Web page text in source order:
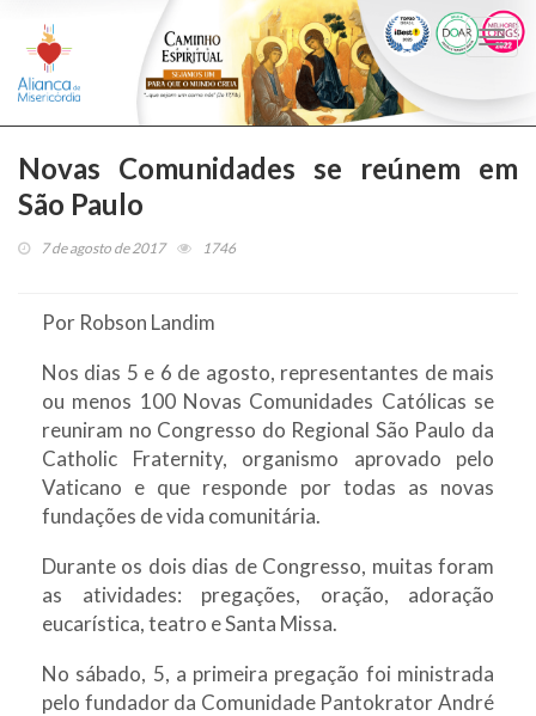
Novas Comunidades se reúnem em
São Paulo
7 de agosto de 2017 1746
Por Robson Landim
Nos dias 5 e 6 de agosto, representantes de mais
ou menos 100 Novas Comunidades Católicas se
reuniram no Congresso do Regional São Paulo da
Catholic Fraternity, organismo aprovado pelo
Vaticano e que responde por todas as novas
fundações de vida comunitária.
Durante os dois dias de Congresso, muitas foram
as atividades: pregações, oração, adoração
eucarística, teatro e Santa Missa.
No sábado, 5, a primeira pregação foi ministrada
pelo fundador da Comunidade Pantokrator André